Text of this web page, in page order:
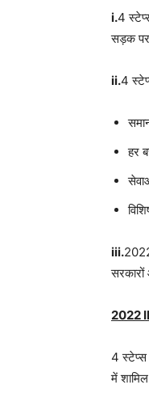
i.4
सड़क पर
ii.4
हर
iii.
सरकारों
2022
4 स्टेप्स
में